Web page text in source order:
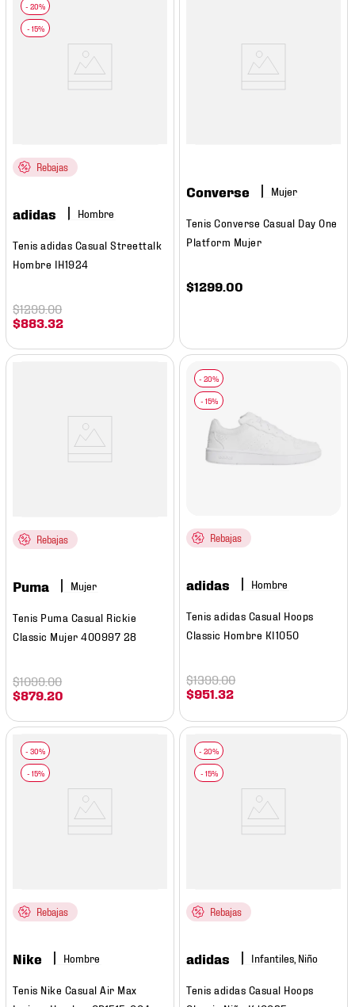
Rebajas
adidas Hombre
Tenis adidas Casual Streettalk
Hombre IH1924
$883 .32
$1299.00
Converse Mujer
Tenis Converse Casual Day One
Platform Mujer
$1299 .00
Rebajas
Puma Mujer
Tenis Puma Casual Rickie
Classic Mujer 400997 28
$879 .20
$1099.00
Rebajas
adidas Hombre
Tenis adidas Casual Hoops
Classic Hombre KI1050
$951 .32
$1399.00
Rebajas
Nike Hombre
Tenis Nike Casual Air Max
Rebajas
adidas Infantiles, Niño
Tenis adidas Casual Hoops